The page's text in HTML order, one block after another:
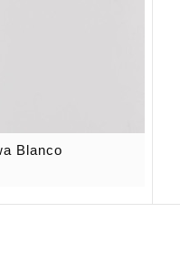
Blanco